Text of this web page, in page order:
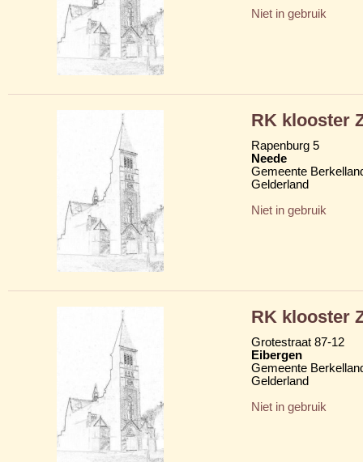
Niet in gebruik
RK klooster
Rapenburg 5
Neede
Gemeente
Gelderland
Niet in gebruik
RK klooster
Grotestraat 87-12
Eibergen
Gemeente
Gelderland
Niet in gebruik